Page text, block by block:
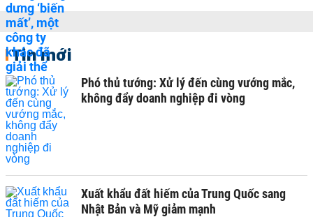
Tin mới
Phó thủ tướng: Xử lý đến cùng vướng mắc,
không đẩy doanh nghiệp đi vòng
Xuất khẩu đất hiếm của Trung Quốc sang
Nhật Bản và Mỹ giảm mạnh